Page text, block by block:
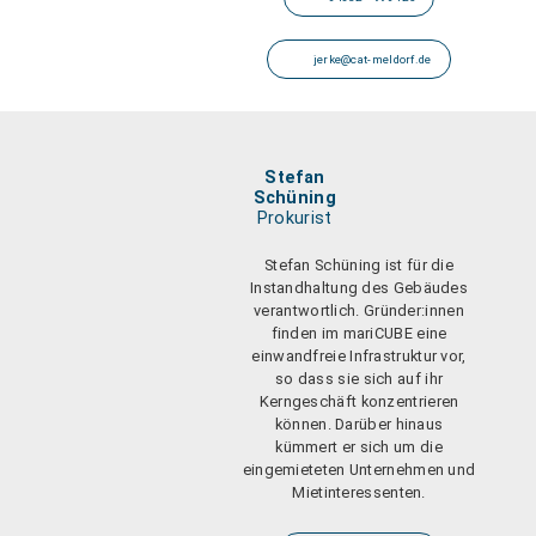
jerke@cat-meldorf.de
Stefan
Schüning
Prokurist
Stefan Schüning ist für die
Instandhaltung des Gebäudes
verantwortlich. Gründer:innen
finden im mariCUBE eine
einwandfreie Infrastruktur vor,
so dass sie sich auf ihr
Kerngeschäft konzentrieren
können. Darüber hinaus
kümmert er sich um die
eingemieteten Unternehmen und
Mietinteressenten.